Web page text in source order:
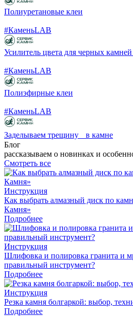
Полиуретановые клеи
#КаменьLAB
Усилитель цвета для черных
#КаменьLAB
Полиэфирные клеи
#КаменьLAB
Заделываем трещину в камне
Блог
рассказываем о новинках и
Смотреть все
Инструкция
Как выбрать алмазный диск по
Камня»
Подробнее
Инструкция
Шлифовка и полировка гранита и
правильный инструмент?
Подробнее
Инструкция
Резка камня болгаркой: выбор,
Подробнее